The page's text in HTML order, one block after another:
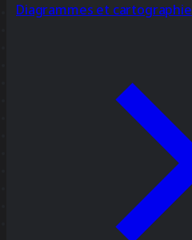
Diagrammes et cartographie